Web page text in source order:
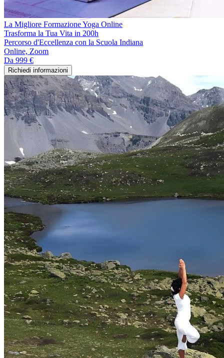
La Migliore Formazione Yoga Online
Trasforma la Tua Vita in 200h
Percorso d'Eccellenza con la Scuola Indiana
Online, Zoom
Da 999 €
Richiedi informazioni